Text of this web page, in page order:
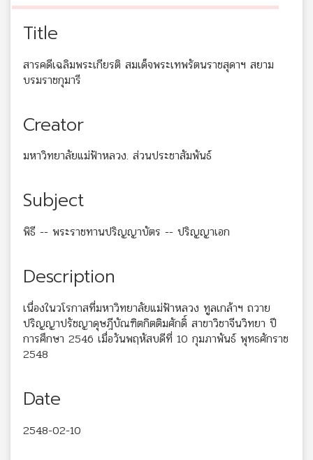
Title
สารคดีเฉลิมพระเกียรติ สมเด็จพระเทพรัตนราชสุดาฯ สยาม
บรมราชกุมารี
Creator
มหาวิทยาลัยแม่ฟ้าหลวง. ส่วนประชาสัมพันธ์
Subject
พิธี -- พระราชทานปริญญาบัตร -- ปริญญาเอก
Description
เนื่องในวโรกาสที่มหาวิทยาลัยแม่ฟ้าหลวง ทูลเกล้าฯ ถวาย
ปริญญาปรัชญาดุษฎีบัณฑิตกิตติมศักดิ์ สาขาวิชาจีนวิทยา ปี
การศึกษา 2546 เมื่อวันพฤหัสบดีที่ 10 กุมภาพันธ์ พุทธศักราช
2548
Date
2548-02-10